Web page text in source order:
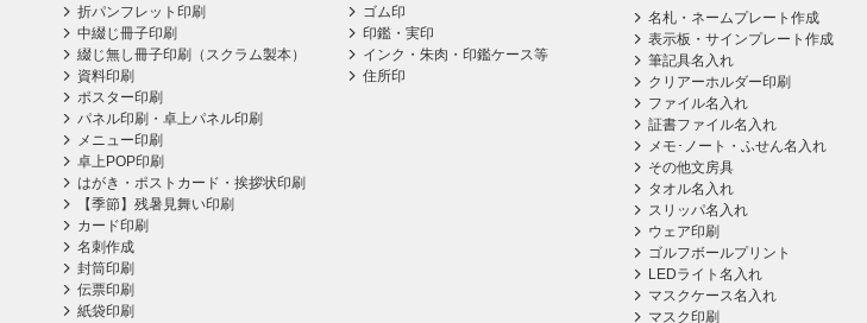
折パンフレット印刷
中綴じ冊子印刷
綴じ無し冊子印刷（スクラム製本）
資料印刷
ポスター印刷
パネル印刷・卓上パネル印刷
メニュー印刷
卓上POP印刷
はがき・ポストカード・挨拶状印刷
【季節】残暑見舞い印刷
カード印刷
名刺作成
封筒印刷
伝票印刷
紙袋印刷
ゴム印
印鑑・実印
インク・朱肉・印鑑ケース等
住所印
名札・ネームプレート作成
表示板・サインプレート作成
筆記具名入れ
クリアーホルダー印刷
ファイル名入れ
証書ファイル名入れ
メモ･ノート・ふせん名入れ
その他文房具
タオル名入れ
スリッパ名入れ
ウェア印刷
ゴルフボールプリント
LEDライト名入れ
マスクケース名入れ
マスク印刷